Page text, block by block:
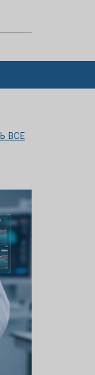
ВСЕ